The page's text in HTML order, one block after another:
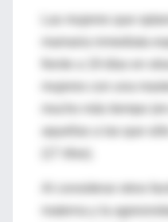
mamaria inmediata
mucho más tiempo
aquellas a las que
materna y la